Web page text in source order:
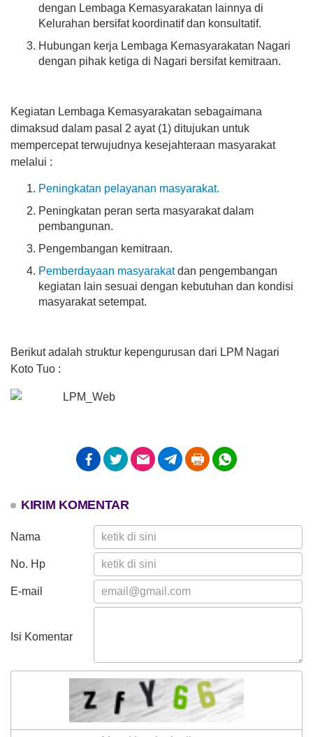
24 Juli 2026
93 Kali
Musrenbang RKP Nagari Koto
Tuo Tahun Anggaran 2027
dengan Lembaga Kemasyarakatan lainnya di
Kelurahan bersifat koordinatif dan konsultatif.
Hubungan kerja Lembaga Kemasyarakatan Nagari
dengan pihak ketiga di Nagari bersifat kemitraan.
Kegiatan Lembaga Kemasyarakatan sebagaimana
dimaksud dalam pasal 2 ayat (1) ditujukan untuk
mempercepat terwujudnya kesejahteraan masyarakat
melalui :
Peningkatan pelayanan masyarakat.
Peningkatan peran serta masyarakat dalam
pembangunan.
Pengembangan kemitraan.
Pemberdayaan masyarakatdan pengembangan
kegiatan lain sesuai dengan kebutuhan dan kondisi
masyarakat setempat.
Berikut adalah struktur kepengurusan dari LPM Nagari
Koto Tuo :
KIRIM KOMENTAR
Nama
No. Hp
E-mail
Isi Komentar
Hasil Aset Nagari
Anggaran
Dana Desa
Anggaran
Rp 284.670.000,00
Rp 284.670.000,00